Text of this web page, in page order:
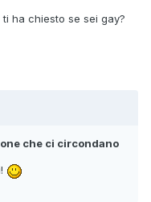
ha chiesto se sei gay?
che ci circondano